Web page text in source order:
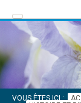
VOUS ÊTES ICI :